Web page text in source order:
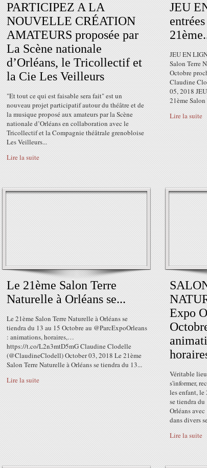
PARTICIPEZ A LA
NOUVELLE CRÉATION
AMATEURS proposée par
La Scène nationale
d’Orléans, le Tricollectif et
la Cie Les Veilleurs
"Et tout ce qui est faisable sera fait" est un
nouveau projet participatif autour du théâtre et de
la musique proposé aux amateurs par la Scène
nationale d’Orléans en collaboration avec le
Tricollectif et la Compagnie théâtrale grenobloise
Les Veilleurs...
Lire la suite
JEU
JEU EN
Salon Terre
Octobre
Claudine
05, 2018
21ème Salon
Lire la suite
Le 21ème Salon Terre
Naturelle à Orléans se...
Le 21ème Salon Terre Naturelle à Orléans se
tiendra du 13 au 15 Octobre au @ParcExpoOrleans
: animations, horaires,…
https://t.co/L2n3mtD5mG Claudine Clodelle
(@ClaudineClodell) October 03, 2018 Le 21ème
Salon Terre Naturelle à Orléans se tiendra du 13...
Lire la suite
Expo
Véritable
s'informer,
les enfant,
se tiendra du
Orléans
dans divers
Lire la suite